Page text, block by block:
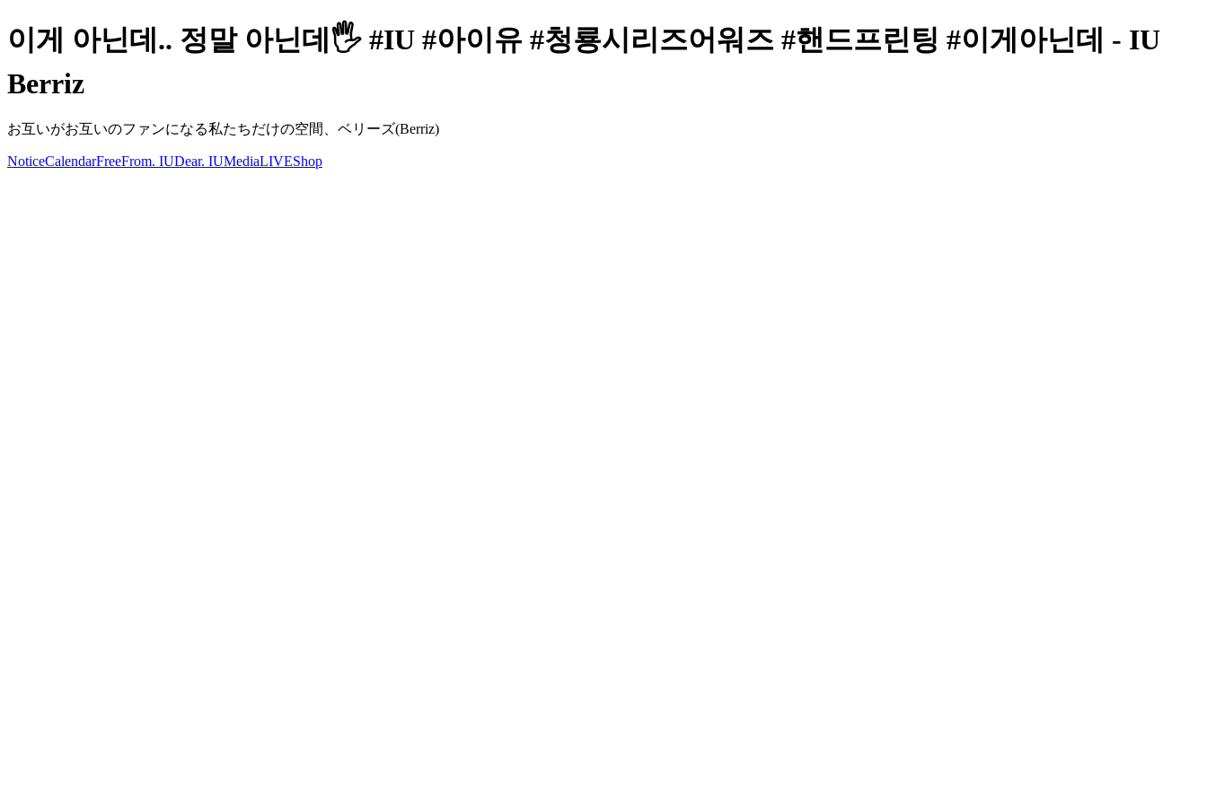
이게 아닌데.. 정말 아닌데🖐 #IU #아이유 #청룡시리즈어워즈 #핸드프린팅 #이게아닌데 - IU
Berriz
お互いがお互いのファンになる私たちだけの空間、ベリーズ(Berriz)
NoticeCalendarFreeFrom. IUDear. IUMediaLIVEShop